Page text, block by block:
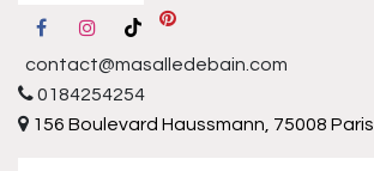
contact@masalledebain.com
0184254254
156 Boulevard Haussmann, 75008 Paris